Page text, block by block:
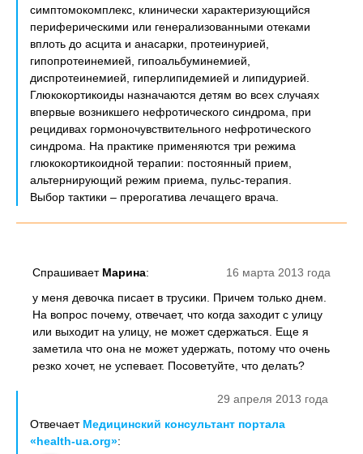
симптомокомплекс, клинически характеризующийся
периферическими или генерализованными отеками
вплоть до асцита и анасарки, протеинурией,
гипопротеинемией, гипоальбуминемией,
диспротеинемией, гиперлипидемией и липидурией.
Глюкокортикоиды назначаются детям во всех случаях
впервые возникшего нефротического синдрома, при
рецидивах гормоночувствительного нефротического
синдрома. На практике применяются три режима
глюкокортикоидной терапии: постоянный прием,
альтернирующий режим приема, пульс-терапия.
Выбор тактики – прерогатива лечащего врача.
16 марта 2013 года
Спрашивает Марина:
у меня девочка писает в трусики. Причем только днем.
На вопрос почему, отвечает, что когда заходит с улицу
или выходит на улицу, не может сдержаться. Еще я
заметила что она не может удержать, потому что очень
резко хочет, не успевает. Посоветуйте, что делать?
29 апреля 2013 года
Отвечает Медицинский консультант портала
«health-ua.org»: